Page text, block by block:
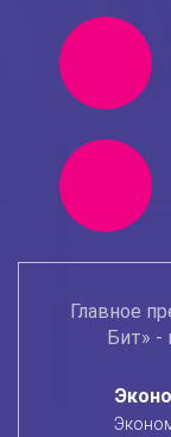
Главное
Бит» -